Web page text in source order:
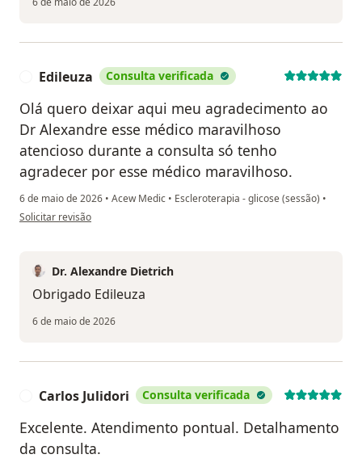
Edileuza Consulta verificada
Olá quero deixar aqui meu agradecimento ao
Dr Alexandre esse médico maravilhoso
atencioso durante a consulta só tenho
agradecer por esse médico maravilhoso.
6 de maio de 2026 • Acew Medic • Escleroterapia - glicose (sessão) •
na opinião do utilizador Edileuza
Solicitar revisão
Dr. Alexandre Dietrich
Obrigado Edileuza
6 de maio de 2026
Carlos Julidori Consulta verificada
Excelente. Atendimento pontual. Detalhamento
da consulta.